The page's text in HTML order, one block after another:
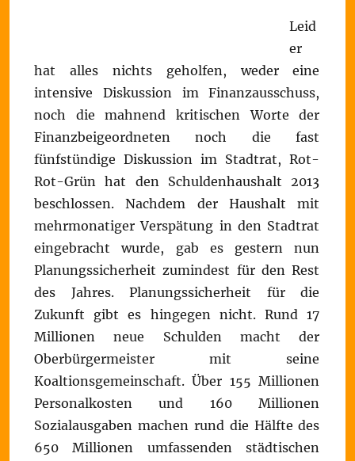
Leid
er
hat alles nichts geholfen, weder eine
intensive Diskussion im Finanzausschuss,
noch die mahnend kritischen Worte der
Finanzbeigeordneten noch die fast
fünfstündige Diskussion im Stadtrat, Rot-
Rot-Grün hat den Schuldenhaushalt 2013
beschlossen. Nachdem der Haushalt mit
mehrmonatiger Verspätung in den Stadtrat
eingebracht wurde, gab es gestern nun
Planungssicherheit zumindest für den Rest
des Jahres. Planungssicherheit für die
Zukunft gibt es hingegen nicht. Rund 17
Millionen neue Schulden macht der
Oberbürgermeister mit seine
Koaltionsgemeinschaft. Über 155 Millionen
Personalkosten und 160 Millionen
Sozialausgaben machen rund die Hälfte des
650 Millionen umfassenden städtischen